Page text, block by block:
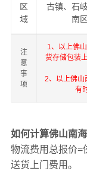
区
域
古镇、石
南
注
意
事
项
1、以上佛
货存储包装
2、以上佛山
有
如何计算佛山南
物流费用总报价=
送货上门费用。